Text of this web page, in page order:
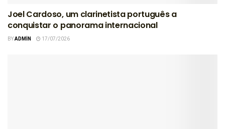
Joel Cardoso, um clarinetista português a
conquistar o panorama internacional
BYADMIN 17/07/2026